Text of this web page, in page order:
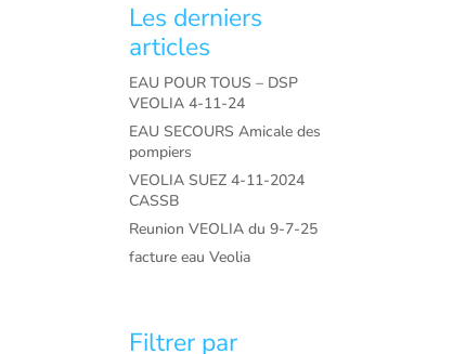
Les derniers
articles
EAU POUR TOUS – DSP
VEOLIA 4-11-24
EAU SECOURS Amicale des
pompiers
VEOLIA SUEZ 4-11-2024
CASSB
Reunion VEOLIA du 9-7-25
facture eau Veolia
Filtrer par